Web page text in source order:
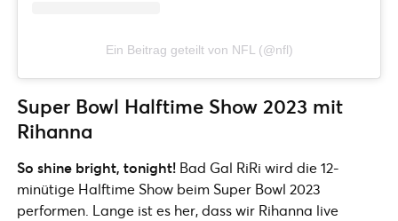
Ein Beitrag geteilt von NFL (@nfl)
Super Bowl Halftime Show 2023 mit
Rihanna
So shine bright, tonight! Bad Gal RiRi wird die 12-
minütige Halftime Show beim Super Bowl 2023
performen. Lange ist es her, dass wir Rihanna live